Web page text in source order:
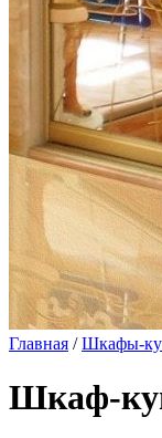
Главная /Шкафы-
Шкаф-